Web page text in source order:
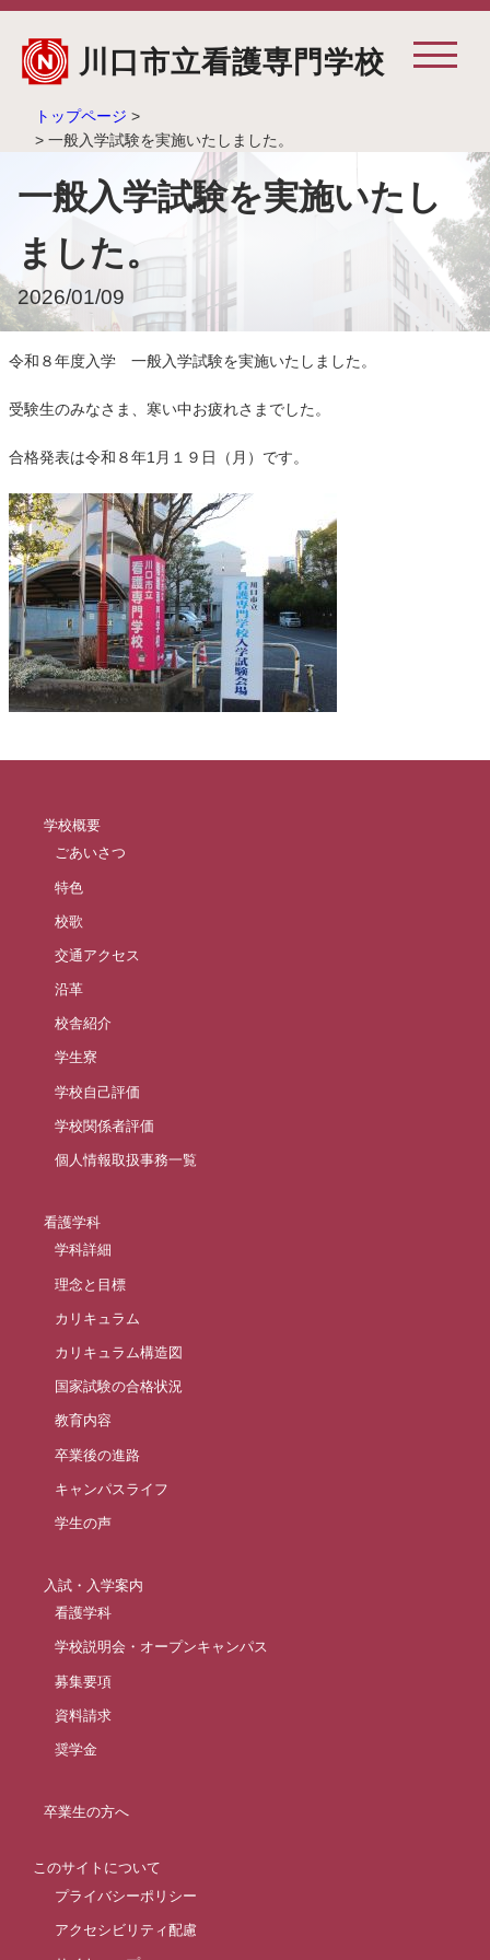
川口市立看護専門学校
トップページ >
> 一般入学試験を実施いたしました。
一般入学試験を実施いたし
ました。
2026/01/09
令和８年度入学 一般入学試験を実施いたしました。
受験生のみなさま、寒い中お疲れさまでした。
合格発表は令和８年1月１９日（月）です。
学校概要
ごあいさつ
特色
校歌
交通アクセス
沿革
校舎紹介
学生寮
学校自己評価
学校関係者評価
個人情報取扱事務一覧
看護学科
学科詳細
理念と目標
カリキュラム
カリキュラム構造図
国家試験の合格状況
教育内容
卒業後の進路
キャンパスライフ
学生の声
入試・入学案内
看護学科
学校説明会・オープンキャンパス
募集要項
資料請求
奨学金
卒業生の方へ
このサイトについて
プライバシーポリシー
アクセシビリティ配慮